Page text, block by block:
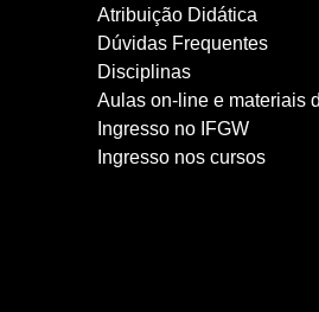
Atribuição Didática
Dúvidas Frequentes
Disciplinas
Aulas on-line e materiais
Ingresso no IFGW
Ingresso nos cursos